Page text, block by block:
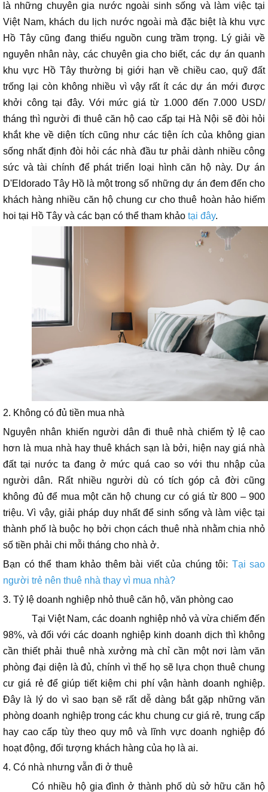
là những chuyên gia nước ngoài sinh sống và làm việc tại
Việt Nam, khách du lịch nước ngoài mà đặc biệt là khu vực
Hồ Tây cũng đang thiếu nguồn cung trầm trọng. Lý giải về
nguyên nhân này, các chuyên gia cho biết, các dự án quanh
khu vực Hồ Tây thường bị giới hạn về chiều cao, quỹ đất
trống lại còn không nhiều vì vậy rất ít các dự án mới được
khởi công tại đây. Với mức giá từ 1.000 đến 7.000 USD/
tháng thì người đi thuê căn hộ cao cấp tại Hà Nội sẽ đòi hỏi
khắt khe về diện tích cũng như các tiện ích của không gian
sống nhất định đòi hỏi các nhà đầu tư phải dành nhiều công
sức và tài chính để phát triển loại hình căn hộ này. Dự án
D'Eldorado Tây Hồ là một trong số những dự án đem đến cho
khách hàng nhiều căn hộ chung cư cho thuê hoàn hảo hiếm
hoi tại Hồ Tây và các bạn có thể tham khảo tại đây.
2. Không có đủ tiền mua nhà
Nguyên nhân khiến người dân đi thuê nhà chiếm tỷ lệ cao
hơn là mua nhà hay thuê khách sạn là bởi, hiện nay giá nhà
đất tại nước ta đang ở mức quá cao so với thu nhập của
người dân. Rất nhiều người dù có tích góp cả đời cũng
không đủ để mua một căn hộ chung cư có giá từ 800 – 900
triệu. Vì vậy, giải pháp duy nhất để sinh sống và làm việc tại
thành phố là buộc họ bởi chọn cách thuê nhà nhằm chia nhỏ
số tiền phải chi mỗi tháng cho nhà ở.
Bạn có thể tham khảo thêm bài viết của chúng tôi: Tại sao
người trẻ nên thuê nhà thay vì mua nhà?
3. Tỷ lệ doanh nghiệp nhỏ thuê căn hộ, văn phòng cao
Tại Việt Nam, các doanh nghiệp nhỏ và vừa chiếm đến
98%, và đối với các doanh nghiệp kinh doanh dịch thì không
cần thiết phải thuê nhà xưởng mà chỉ cần một nơi làm văn
phòng đại diện là đủ, chính vì thế họ sẽ lựa chọn thuê chung
cư giá rẻ để giúp tiết kiệm chi phí vận hành doanh nghiệp.
Đây là lý do vì sao bạn sẽ rất dễ dàng bắt gặp những văn
phòng doanh nghiệp trong các khu chung cư giá rẻ, trung cấp
hay cao cấp tùy theo quy mô và lĩnh vực doanh nghiệp đó
hoạt động, đối tượng khách hàng của họ là ai.
4. Có nhà nhưng vẫn đi ở thuê
Có nhiều hộ gia đình ở thành phố dù sở hữu căn hộ